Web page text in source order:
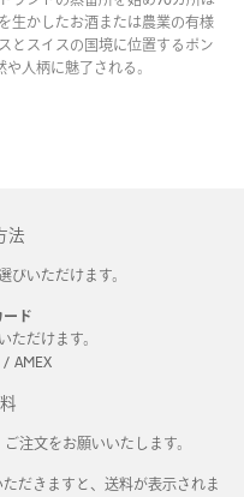
生かしたお酒または農業の有様
とスイスの国境に位置するポン
人柄に魅了される。
法
びいただけます。
ド
ただけます。
/ AMEX
注文をお願いいたします。
だきますと、送料が表示されま